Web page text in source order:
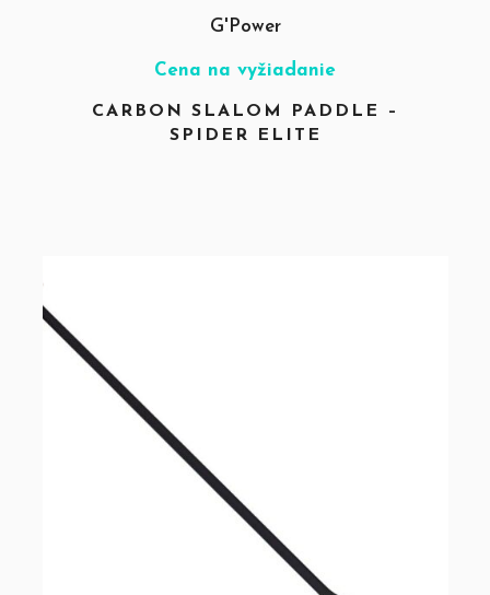
G'Power
Cena na vyžiadanie
CARBON SLALOM PADDLE –
SPIDER ELITE